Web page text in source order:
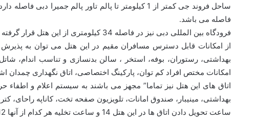
فاصله می باشد.
فرودگاه بین المللی دبی نیز در فاصله 34 کیلومتری از این هتل قرار گرفته شده است.
بهداشتی، رستوران، بوفه، استخر ، سالن بدنسازی و تناسب اندام،
امکانات مختص افراد کم توان، پارکینگ اختصاصی، اتاق نگهداری چمدان
اتاق های این هتل نیز تماما” مجهز می باشند به سیستم اعلام و
بهداشتی، مینیبار، صندوق امانات، تلویزیون صفحه تخت، کاناپه راحای،
ساعت تحویل دادن اتاق ها در این هتل 14 و ساعت تخلیه هر کدام از آنها 12 ظهر انجام میگیرد.